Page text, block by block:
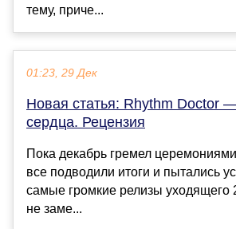
тему, приче...
01:23, 29 Дек
Новая статья: Rhythm Doctor
сердца. Рецензия
Пока декабрь гремел
все подводили итоги и пытались
самые громкие релизы уходящего
не заме...